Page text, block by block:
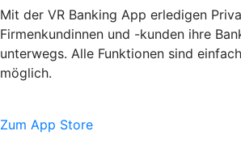
Mit der VR Banking App erledigen
Firmenkundinnen und -kunden ihre
unterwegs. Alle Funktionen sind
möglich.
Zum App Store